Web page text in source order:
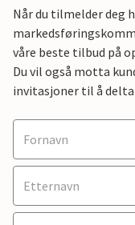
Når du tilmelder deg
våre beste tilbud på
Du vil også motta
invitasjoner til å